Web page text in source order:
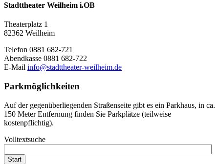
Stadttheater Weilheim i.OB
Theaterplatz 1
82362 Weilheim
Telefon 0881 682-721
Abendkasse 0881 682-722
E-Mail info@stadttheater-weilheim.de
Parkmöglichkeiten
Auf der gegenüberliegenden Straßenseite gibt es ein Parkhaus, in ca.
150 Meter Entfernung finden Sie Parkplätze (teilweise
kostenpflichtig).
Volltextsuche
Start